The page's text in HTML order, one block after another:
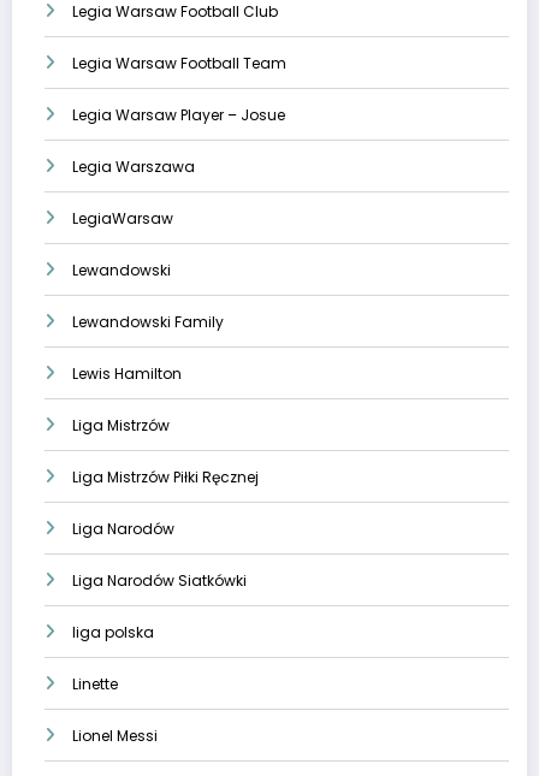
Legia Warsaw Football Club
Legia Warsaw Football Team
Legia Warsaw Player – Josue
Legia Warszawa
LegiaWarsaw
Lewandowski
Lewandowski Family
Lewis Hamilton
Liga Mistrzów
Liga Mistrzów Piłki Ręcznej
Liga Narodów
Liga Narodów Siatkówki
liga polska
Linette
Lionel Messi